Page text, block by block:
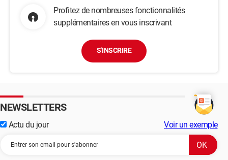
Profitez de nombreuses fonctionnalités
supplémentaires en vous inscrivant
S'INSCRIRE
NEWSLETTERS
Actu du jour Voir un exemple